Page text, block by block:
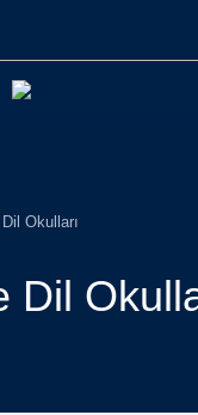
Dil Okulları
Dil